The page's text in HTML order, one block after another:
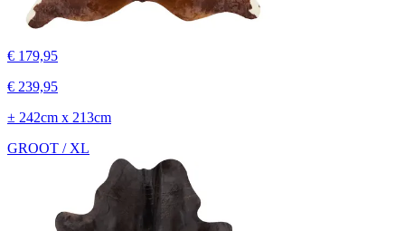
€ 179,95
€ 239,95
± 242cm x 213cm
GROOT / XL